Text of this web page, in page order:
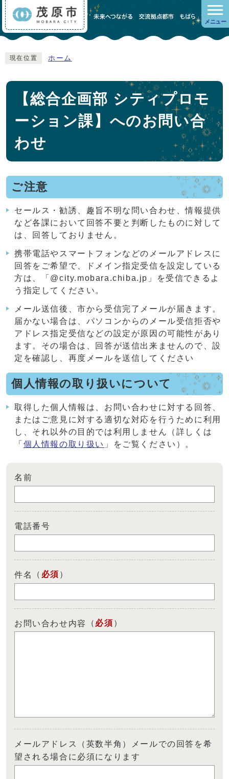
メニュー
現在位置 ホーム
【総合企画部 シティプロモ
ーション課】へのお問い合
わせ
ご注意
セールス・勧誘、趣旨不明な問い合わせ、情報提供
など各課において回答不要と判断したものに対して
は、回答しておりません。
携帯電話やスマートフォンなどのメールアドレスに
回答をご希望で、ドメイン指定受信を設定している
方は、「@city.mobara.chiba.jp」を受信できるよ
う指定してください。
メール送信後、市から受信完了メールが届きます。
届かない場合は、パソコンからのメール受信拒否や
アドレス指定受信などの設定が原因の可能性があり
ます。その場合は、回答が送信出来ませんので、設
定を確認し、再度メールを送信してください
個人情報の取り扱いについて
取得した個人情報は、お問い合わせに対する回答、
またはご意見に対する適切な対応を行うために利用
し、それ以外の目的では利用しません（詳しくは
「 個人情報の取り扱い 」をご覧ください）。
名前
電話番号
件名 （ 必須 ）
お問い合わせ内容 （ 必須 ）
メールアドレス（英数半角）メールでの回答を希
望される場合に必須になります